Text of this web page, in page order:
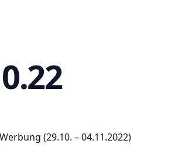
(29.10. – 04.11.2022)